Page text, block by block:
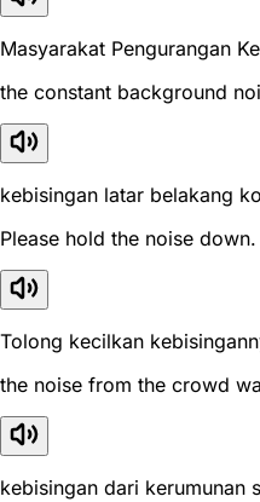
Masyarakat Pengurangan
the constant background
kebisingan latar belakang
Please hold the noise down.
Tolong kecilkan
the noise from the crowd
kebisingan dari kerumunan